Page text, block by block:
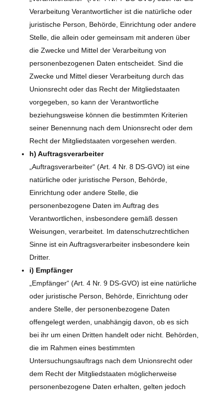
Verarbeitung Verantwortlicher ist die natürliche oder
juristische Person, Behörde, Einrichtung oder andere
Stelle, die allein oder gemeinsam mit anderen über
die Zwecke und Mittel der Verarbeitung von
personenbezogenen Daten entscheidet. Sind die
Zwecke und Mittel dieser Verarbeitung durch das
Unionsrecht oder das Recht der Mitgliedstaaten
vorgegeben, so kann der Verantwortliche
beziehungsweise können die bestimmten Kriterien
seiner Benennung nach dem Unionsrecht oder dem
Recht der Mitgliedstaaten vorgesehen werden.
h) Auftragsverarbeiter
„Auftragsverarbeiter“ (Art. 4 Nr. 8 DS-GVO) ist eine
natürliche oder juristische Person, Behörde,
Einrichtung oder andere Stelle, die
personenbezogene Daten im Auftrag des
Verantwortlichen, insbesondere gemäß dessen
Weisungen, verarbeitet. Im datenschutzrechtlichen
Sinne ist ein Auftragsverarbeiter insbesondere kein
Dritter.
i) Empfänger
„Empfänger“ (Art. 4 Nr. 9 DS-GVO) ist eine natürliche
oder juristische Person, Behörde, Einrichtung oder
andere Stelle, der personenbezogene Daten
offengelegt werden, unabhängig davon, ob es sich
bei ihr um einen Dritten handelt oder nicht. Behörden,
die im Rahmen eines bestimmten
Untersuchungsauftrags nach dem Unionsrecht oder
dem Recht der Mitgliedstaaten möglicherweise
personenbezogene Daten erhalten, gelten jedoch